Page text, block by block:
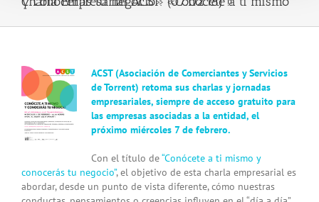
View
Larger
Image
ACST (Asociación de Comerciantes y Servicios
de Torrent) retoma sus charlas y jornadas
empresariales, siempre de acceso gratuito para
las empresas asociadas a la entidad, el
próximo miércoles 7 de febrero.
Con el título de“Conócete a ti mismo y
conocerás tu negocio”, el objetivo de esta charla empresarial es
abordar, desde un punto de vista diferente, cómo nuestras